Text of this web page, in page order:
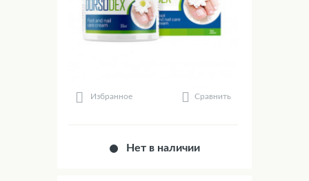
Избранное Сравнить
Нет в наличии